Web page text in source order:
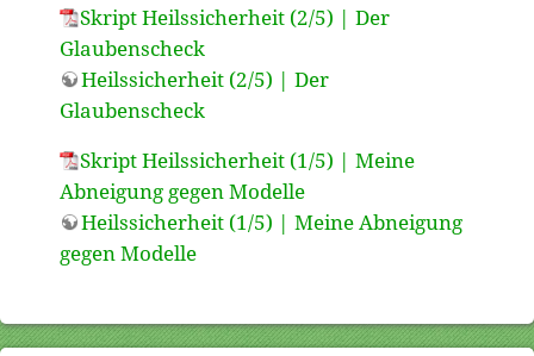
Skript Heilssicherheit (2/5) | Der
Glaubenscheck
Heilssicherheit (2/5) | Der
Glaubenscheck
Skript Heilssicherheit (1/5) | Meine
Abneigung gegen Modelle
Heilssicherheit (1/5) | Meine Abneigung
gegen Modelle